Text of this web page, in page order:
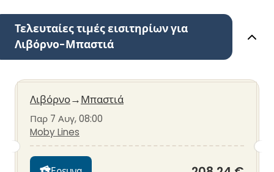
Τελευταίες τιμές εισιτηρίων για
Λιβόρνο-Μπαστιά
Λιβόρνο→Μπαστιά
Παρ 7 Αυγ, 08:00
Moby Lines